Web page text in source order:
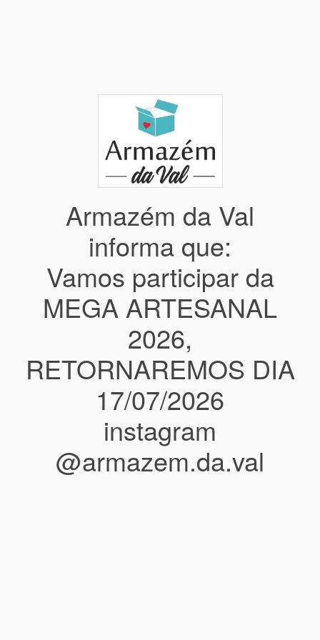
Armazém da Val
informa que:
Vamos participar da
MEGA ARTESANAL
2026,
RETORNAREMOS DIA
17/07/2026
instagram
@armazem.da.val